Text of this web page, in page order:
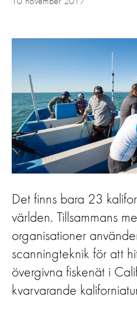
Det finns bara 23
världen. Tillsammans
organisationer
scanningteknik för att
övergivna fiskenät i
kvarvarande